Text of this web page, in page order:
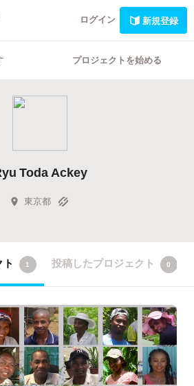
ログイン 新規登録
プロジェクトを始める
Toda Ackey
東京都
1 投稿したプロジェクト 0